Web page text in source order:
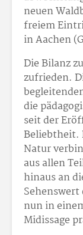
neuen
freiem
in Aachen
Die Bilanz
zufrieden.
die
seit der
Beliebtheit.
Natur
aus allen
hinaus an
nun in
Midissage